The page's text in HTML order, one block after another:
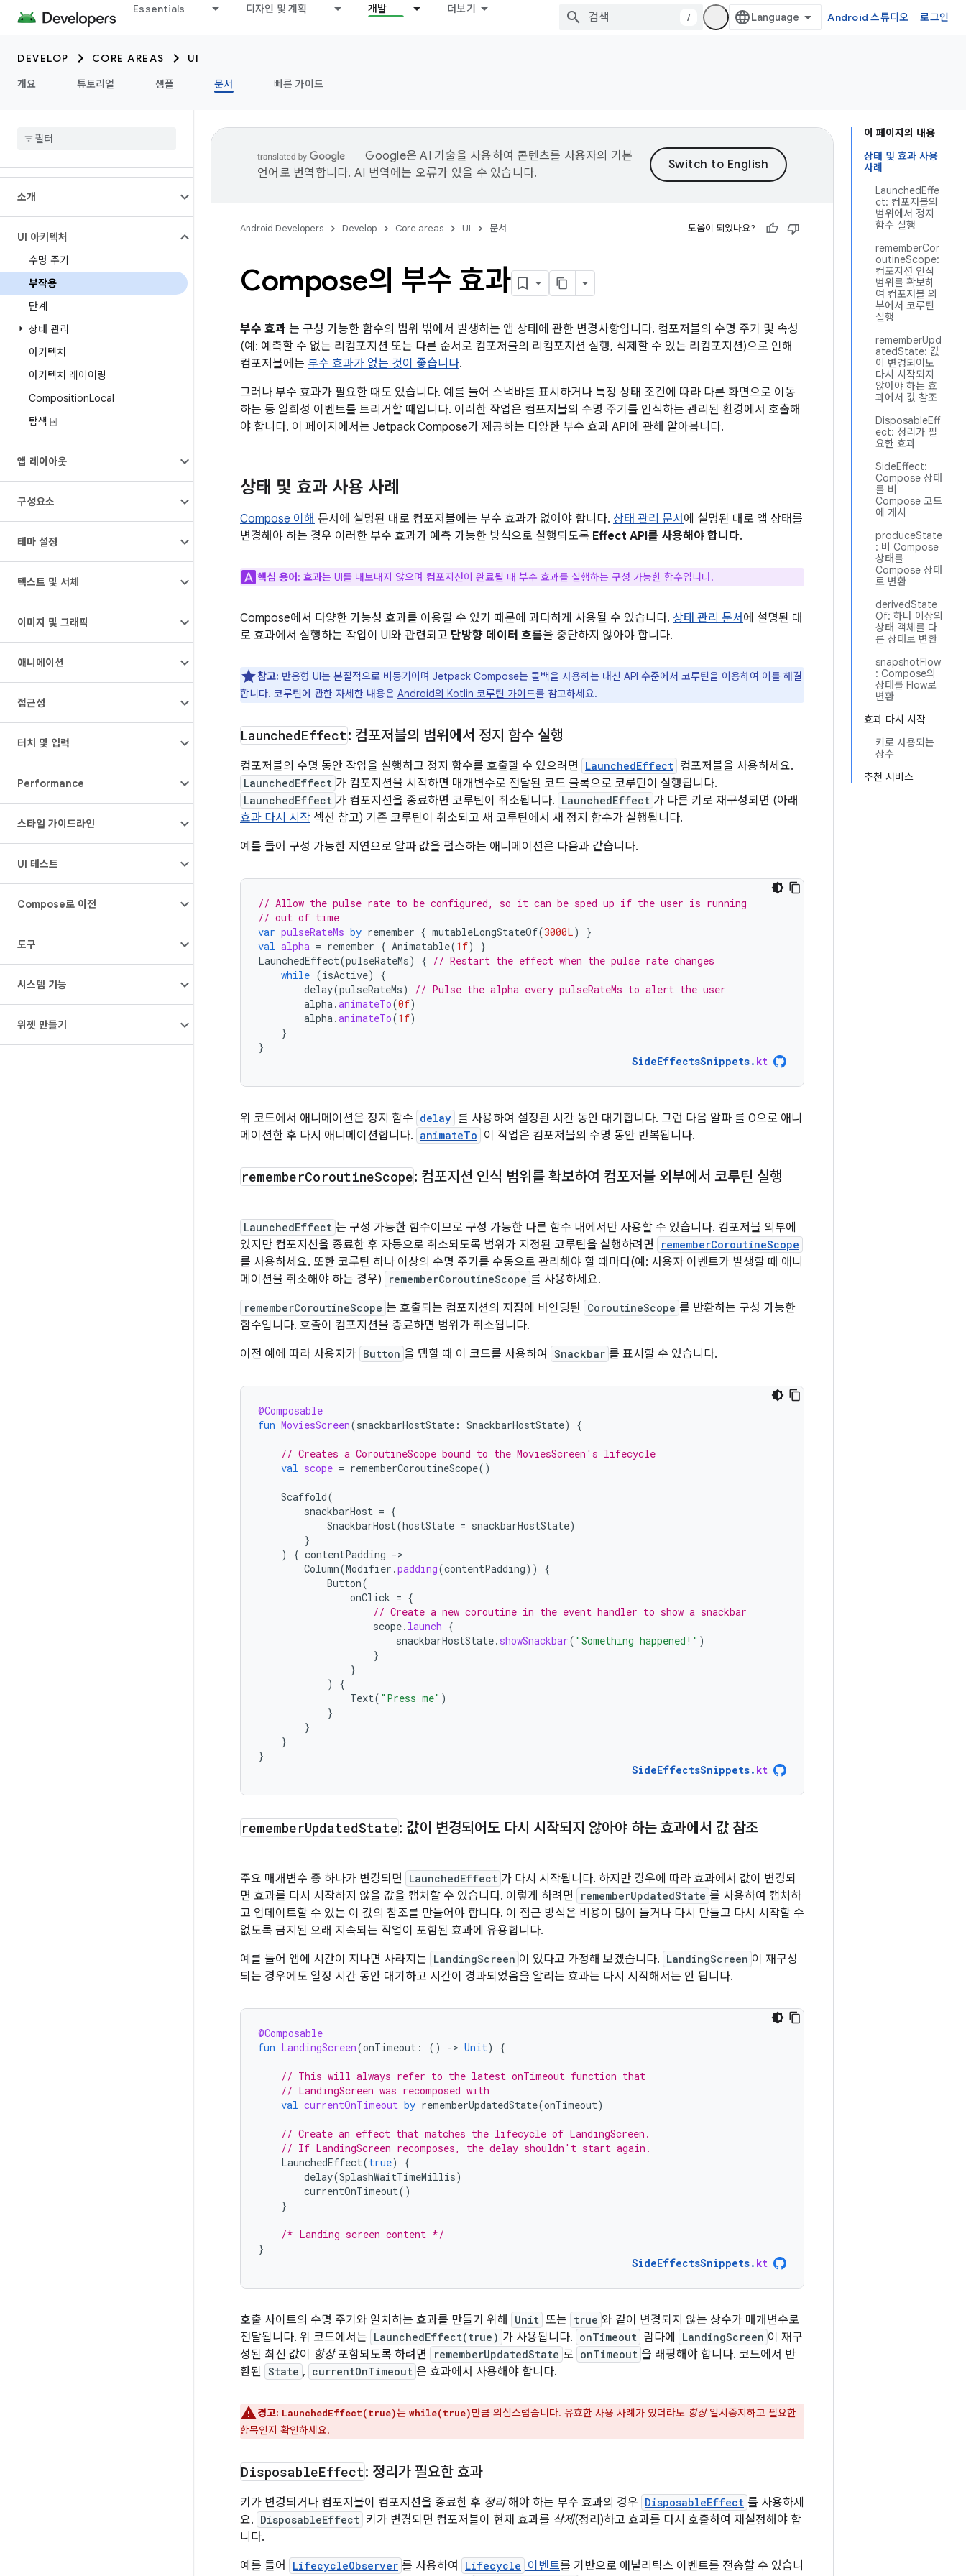
Essentials 디자인 및 계획 개발 더보기
/ Android 스튜디오 로그인
DEVELOP CORE AREAS
UI
개요
튜토리얼 샘플 문서 빠른 가이드
소개
UI 아키텍처
수명 주기
부작용
단계
상태 관리
아키텍처
아키텍처 레이어링
CompositionLocal
탐색 ⍈
앱 레이아웃
구성요소
테마 설정
텍스트 및 서체
이미지 및 그래픽
애니메이션
접근성
터치 및 입력
Performance
스타일 가이드라인
UI 테스트
Compose로 이전
도구
시스템 기능
위젯 만들기
이 페이지의 내용
상태 및 효과 사용
사례
LaunchedEffe
ct: 컴포저블의
범위에서 정지
함수 실행
rememberCor
outineScope:
컴포지션 인식
범위를 확보하
여 컴포저블 외
부에서 코루틴
실행
rememberUpd
atedState: 값
이 변경되어도
다시 시작되지
않아야 하는 효
과에서 값 참조
DisposableEff
ect: 정리가 필
요한 효과
SideEffect:
Compose 상태
를 비
Compose 코드
에 게시
produceState
: 비 Compose
상태를
Compose 상태
로 변환
derivedState
Of: 하나 이상의
상태 객체를 다
른 상태로 변환
snapshotFlow
: Compose의
상태를 Flow로
변환
효과 다시 시작
키로 사용되는
상수
추천 서비스
Google은 AI 기술을 사용하여 콘텐츠를 사용자의 기본
언어로 번역합니다. AI 번역에는 오류가 있을 수 있습니다.
Android Developers Develop Core areas UI 문서 도움이 되었나요?
Compose의 부수 효과
부수 효과 는 구성 가능한 함수의 범위 밖에서 발생하는 앱 상태에 관한 변경사항입니다. 컴포저블의 수명 주기 및 속성
(예: 예측할 수 없는 리컴포지션 또는 다른 순서로 컴포저블의 리컴포지션 실행, 삭제할 수 있는 리컴포지션)으로 인해
컴포저블에는 부수 효과가 없는 것이 좋습니다.
그러나 부수 효과가 필요한 때도 있습니다. 예를 들어 스낵바를 표시하거나 특정 상태 조건에 따라 다른 화면으로 이동
하는 등 일회성 이벤트를 트리거할 때입니다. 이러한 작업은 컴포저블의 수명 주기를 인식하는 관리된 환경에서 호출해
야 합니다. 이 페이지에서는 Jetpack Compose가 제공하는 다양한 부수 효과 API에 관해 알아봅니다.
상태 및 효과 사용 사례
Compose 이해 문서에 설명된 대로 컴포저블에는 부수 효과가 없어야 합니다. 상태 관리 문서 에 설명된 대로 앱 상태를
변경해야 하는 경우 이러한 부수 효과가 예측 가능한 방식으로 실행되도록 Effect API를 사용해야 합니다.
핵심 용어: 효과는 UI를 내보내지 않으며 컴포지션이 완료될 때 부수 효과를 실행하는 구성 가능한 함수입니다.
Compose에서 다양한 가능성 효과를 이용할 수 있기 때문에 과다하게 사용될 수 있습니다. 상태 관리 문서 에 설명된 대
로 효과에서 실행하는 작업이 UI와 관련되고 단방향 데이터 흐름을 중단하지 않아야 합니다.
참고: 반응형 UI는 본질적으로 비동기이며 Jetpack Compose는 콜백을 사용하는 대신 API 수준에서 코루틴을 이용하여 이를 해결
합니다. 코루틴에 관한 자세한 내용은 Android의 Kotlin 코루틴 가이드를 참고하세요.
LaunchedEffect: 컴포저블의 범위에서 정지 함수 실행
컴포저블의 수명 동안 작업을 실행하고 정지 함수를 호출할 수 있으려면 LaunchedEffect 컴포저블을 사용하세요.
LaunchedEffect 가 컴포지션을 시작하면 매개변수로 전달된 코드 블록으로 코루틴이 실행됩니다.
LaunchedEffect 가 컴포지션을 종료하면 코루틴이 취소됩니다. LaunchedEffect 가 다른 키로 재구성되면 (아래
효과 다시 시작 섹션 참고) 기존 코루틴이 취소되고 새 코루틴에서 새 정지 함수가 실행됩니다.
예를 들어 구성 가능한 지연으로 알파 값을 펄스하는 애니메이션은 다음과 같습니다.
// Allow the pulse rate to be configured, so it can be sped up if the user is running
// out of time
var pulseRateMs by remember { mutableLongStateOf(3000L)
}
val alpha = remember { Animatable(1f)
}
LaunchedEffect(pulseRateMs) { // Restart the effect when the pulse rate changes
while (isActive)
{
delay(pulseRateMs)
// Pulse the alpha every pulseRateMs to alert the user
alpha.animateTo(0f)
alpha.animateTo(1f)
}
}
SideEffectsSnippets. kt
위 코드에서 애니메이션은 정지 함수 delay 를 사용하여 설정된 시간 동안 대기합니다. 그런 다음 알파 를 0으로 애니
메이션한 후 다시 애니메이션합니다. animateTo 이 작업은 컴포저블의 수명 동안 반복됩니다.
rememberCoroutineScope: 컴포지션 인식 범위를 확보하여 컴포저블 외부에서 코루틴 실행
LaunchedEffect 는 구성 가능한 함수이므로 구성 가능한 다른 함수 내에서만 사용할 수 있습니다. 컴포저블 외부에
있지만 컴포지션을 종료한 후 자동으로 취소되도록 범위가 지정된 코루틴을 실행하려면
rememberCoroutineScope
를 사용하세요. 또한 코루틴 하나 이상의 수명 주기를 수동으로 관리해야 할 때마다(예: 사용자 이벤트가 발생할 때 애니
메이션을 취소해야 하는 경우)
rememberCoroutineScope 를 사용하세요.
rememberCoroutineScope 는 호출되는 컴포지션의 지점에 바인딩된 CoroutineScope 를 반환하는 구성 가능한
함수입니다. 호출이 컴포지션을 종료하면 범위가 취소됩니다.
이전 예에 따라 사용자가 Button 을 탭할 때 이 코드를 사용하여 Snackbar 를 표시할 수 있습니다.
@Composable
fun MoviesScreen(snackbarHostState : SnackbarHostState) {
// Creates a CoroutineScope bound to the MoviesScreen's lifecycle
val scope = rememberCoroutineScope()
Scaffold(
snackbarHost = {
SnackbarHost(hostState = snackbarHostState)
}
)
{ contentPadding -
Column(Modifier .padding(contentPadding))
{
Button(
onClick = {
// Create a new coroutine in the event handler to show a snackbar
scope. launch {
snackbarHostState. showSnackbar( "Something happened!" )
}
}
)
{
Text( "Press me" )
}
}
}
}
SideEffectsSnippets. kt
rememberUpdatedState: 값이 변경되어도 다시 시작되지 않아야 하는 효과에서 값 참조
주요 매개변수 중 하나가 변경되면 LaunchedEffect 가 다시 시작됩니다. 하지만 경우에 따라 효과에서 값이 변경되
면 효과를 다시 시작하지 않을 값을 캡처할 수 있습니다. 이렇게 하려면
rememberUpdatedState 를 사용하여 캡처하
고 업데이트할 수 있는 이 값의 참조를 만들어야 합니다. 이 접근 방식은 비용이 많이 들거나 다시 만들고 다시 시작할 수
없도록 금지된 오래 지속되는 작업이 포함된 효과에 유용합니다.
예를 들어 앱에 시간이 지나면 사라지는 LandingScreen 이 있다고 가정해 보겠습니다. LandingScreen 이 재구성
되는 경우에도 일정 시간 동안 대기하고 시간이 경과되었음을 알리는 효과는 다시 시작해서는 안 됩니다.
@Composable
fun LandingScreen(onTimeout : () -> Unit) {
// This will always refer to the latest onTimeout function that
// LandingScreen was recomposed with
val currentOnTimeout by rememberUpdatedState(onTimeout)
// Create an effect that matches the lifecycle of LandingScreen.
// If LandingScreen recomposes, the delay shouldn't start again.
LaunchedEffect(true)
{
delay(SplashWaitTimeMillis)
currentOnTimeout()
}
/* Landing screen content */
}
SideEffectsSnippets. kt
호출 사이트의 수명 주기와 일치하는 효과를 만들기 위해 Unit 또는 true 와 같이 변경되지 않는 상수가 매개변수로
전달됩니다. 위 코드에서는 LaunchedEffect(true) 가 사용됩니다. onTimeout 람다에 LandingScreen 이 재구
성된 최신 값이
항상포함되도록 하려면 rememberUpdatedState 로 onTimeout 을 래핑해야 합니다. 코드에서 반
환된 State , currentOnTimeout 은 효과에서 사용해야 합니다.
경고: LaunchedEffect(true)는 while(true)만큼 의심스럽습니다. 유효한 사용 사례가 있더라도 항상일시중지하고 필요한
항목인지 확인하세요.
DisposableEffect: 정리가 필요한 효과
키가 변경되거나 컴포저블이 컴포지션을 종료한 후 정리해야 하는 부수 효과의 경우 DisposableEffect 를 사용하세
요. DisposableEffect 키가 변경되면 컴포저블이 현재 효과를 삭제(정리)하고 효과를 다시 호출하여 재설정해야 합
니다.
예를 들어
LifecycleObserver 를 사용하여 Lifecycle 이벤트를 기반으로 애널리틱스 이벤트를 전송할 수 있습니